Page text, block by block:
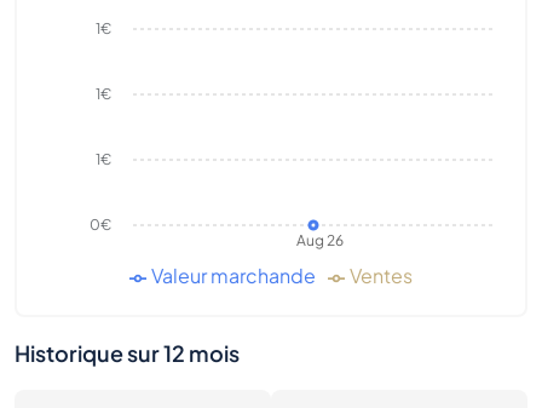
Aug 26
0€
1€
1€
1€
Valeur marchande Ventes
Historique sur 12 mois